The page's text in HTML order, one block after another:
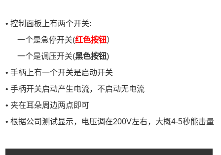
• 控制面板上有两个开关:
一个是急停开关(红色按钮）
一个是调压开关(黑色按钮)
• 手柄上有一个开关是启动开关
• 手柄开关启动产生电流，不启动无电流
• 夹在耳朵周边两点即可
• 根据公司测试显示，电压调在200V左右，大概4-5秒能击量